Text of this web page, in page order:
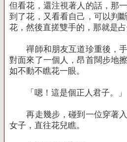
但看花，還注視著人的話，那
到了花，又看看自己，可以判
花，然後直搓雙手的，那就是占
禪師和朋友互道珍重後，手
對面來了一個人，昂首闊步地
如不動不瞧花一眼。
「嗯！這是個正人君子。」
再走幾步，碰到一位穿著入
女子，直往花兒瞧。